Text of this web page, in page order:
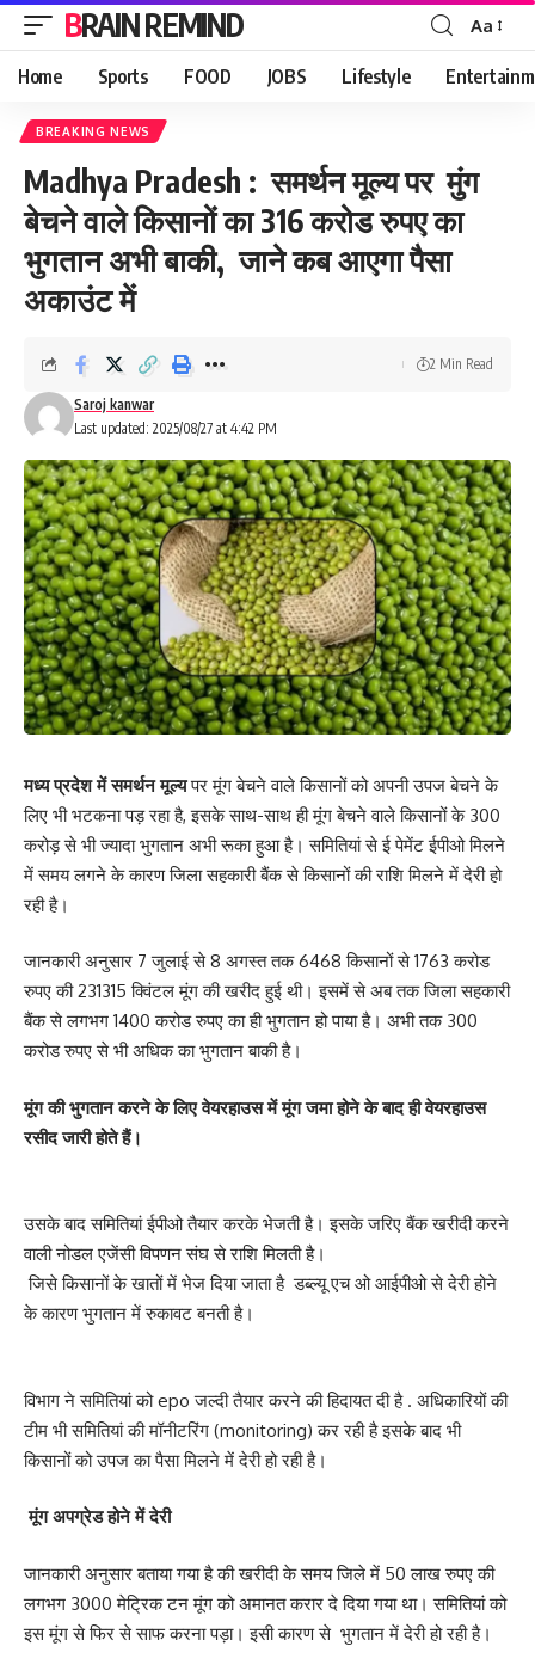
BRAIN REMIND
Font
Resizer
Aa
Home Sports FOOD JOBS Lifestyle
BREAKING NEWS
Madhya Pradesh : समर्थन मूल्य पर मुंग
बेचने वाले किसानों का 316 करोड रुपए का
भुगतान अभी बाकी, जाने कब आएगा पैसा
अकाउंट में
Last updated: 2025/08/27 at 4:42 PM
Saroj kanwar
2 Min Read
मध्य प्रदेश में समर्थन मूल्यपर मूंग बेचने वाले किसानों को अपनी उपज बेचने के
लिए भी भटकना पड़ रहा है, इसके साथ-साथ ही मूंग बेचने वाले किसानों के 300
करोड़ से भी ज्यादा भुगतान अभी रूका हुआ है। समितियां से ई पेमेंट ईपीओ मिलने
में समय लगने के कारण जिला सहकारी बैंक से किसानों की राशि मिलने में देरी हो
रही है।
जानकारी अनुसार 7 जुलाई से 8 अगस्त तक 6468 किसानों से 1763 करोड
रुपए की 231315 क्विंटल मूंग की खरीद हुई थी। इसमें से अब तक जिला सहकारी
बैंक से लगभग 1400 करोड रुपए का ही भुगतान हो पाया है। अभी तक 300
करोड रुपए से भी अधिक का भुगतान बाकी है।
मूंग की भुगतान करने के लिए वेयरहाउस में मूंग जमा होने के बाद ही वेयरहाउस
रसीद जारी होते हैं।
उसके बाद समितियां ईपीओ तैयार करके भेजती है। इसके जरिए बैंक खरीदी करने
वाली नोडल एजेंसी विपणन संघ से राशि मिलती है।
जिसे किसानों के खातों में भेज दिया जाता है डब्ल्यू एच ओ आईपीओ से देरी होने
के कारण भुगतान में रुकावट बनती है।
विभाग ने समितियां को epo जल्दी तैयार करने की हिदायत दी है . अधिकारियों की
टीम भी समितियां की मॉनीटरिंग (monitoring) कर रही है इसके बाद भी
किसानों को उपज का पैसा मिलने में देरी हो रही है।
मूंग अपग्रेड होने में देरी
जानकारी अनुसार बताया गया है की खरीदी के समय जिले में 50 लाख रुपए की
लगभग 3000 मेट्रिक टन मूंग को अमानत करार दे दिया गया था। समितियां को
इस मूंग से फिर से साफ करना पड़ा। इसी कारण से भुगतान में देरी हो रही है।